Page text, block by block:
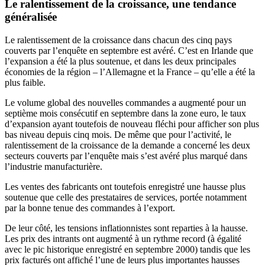
Le ralentissement de la croissance, une tendance
généralisée
Le ralentissement de la croissance dans chacun des cinq pays
couverts par l’enquête en septembre est avéré. C’est en Irlande que
l’expansion a été la plus soutenue, et dans les deux principales
économies de la région – l’Allemagne et la France – qu’elle a été la
plus faible.
Le volume global des nouvelles commandes a augmenté pour un
septième mois consécutif en septembre dans la zone euro, le taux
d’expansion ayant toutefois de nouveau fléchi pour afficher son plus
bas niveau depuis cinq mois. De même que pour l’activité, le
ralentissement de la croissance de la demande a concerné les deux
secteurs couverts par l’enquête mais s’est avéré plus marqué dans
l’industrie manufacturière.
Les ventes des fabricants ont toutefois enregistré une hausse plus
soutenue que celle des prestataires de services, portée notamment
par la bonne tenue des commandes à l’export.
De leur côté, les tensions inflationnistes sont reparties à la hausse.
Les prix des intrants ont augmenté à un rythme record (à égalité
avec le pic historique enregistré en septembre 2000) tandis que les
prix facturés ont affiché l’une de leurs plus importantes hausses